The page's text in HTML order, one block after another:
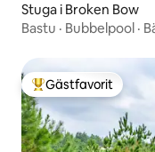
Stuga i Broken Bow
Bastu · Bubbelpool ·
Populär gästfavorit
Gästfavorit